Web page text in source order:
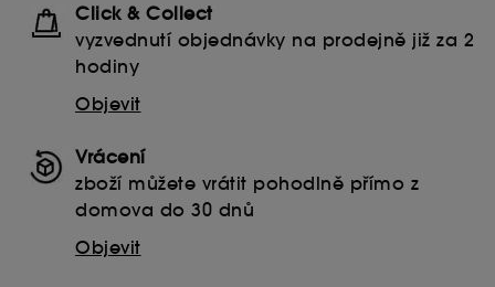
Click & Collect
vyzvednutí objednávky na prodejně již za 2
hodiny
Objevit
Vrácení
zboží můžete vrátit pohodlně přímo z
domova do 30 dnů
Objevit